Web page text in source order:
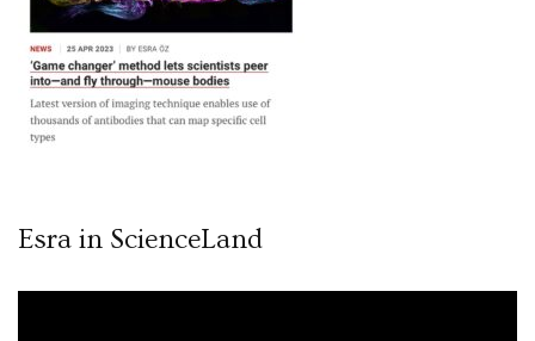
Esra in ScienceLand